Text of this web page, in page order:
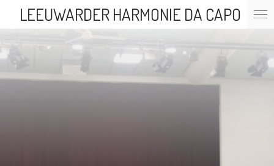
de
hoofdinhoud
LEEUWARDER HARMONIE DA CAPO